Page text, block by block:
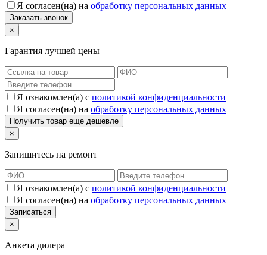
Я согласен(на) на обработку персональных данных
×
Гарантия лучшей цены
Я ознакомлен(а) с политикой конфиденциальности
Я согласен(на) на обработку персональных данных
×
Запишитесь на ремонт
Я ознакомлен(а) с политикой конфиденциальности
Я согласен(на) на обработку персональных данных
×
Анкета дилера